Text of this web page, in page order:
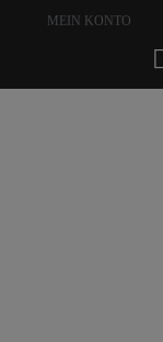
MEIN KONTO